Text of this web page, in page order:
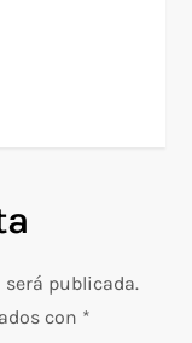
publicada.
con *